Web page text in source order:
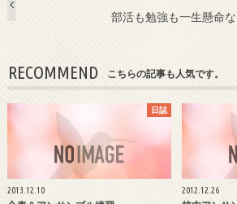
部活も勉強も一生懸命な
RECOMMEND こちらの記事も人気です。
日誌
2013.12.10 2012.12.26